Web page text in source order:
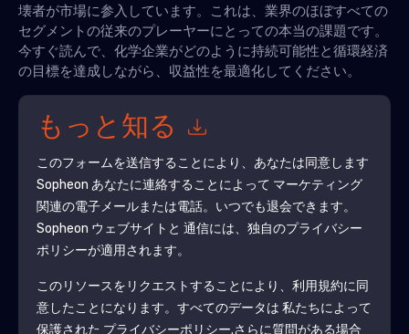
壊者が市場に参入しています。これは、業界のほぼすべての
セグメントの従来のプレーヤーにとっての本当の課題です。
今すぐ読んで、化学企業がどのように持続可能性と循環経済
の目標を達成しながら、収益性を最適化してください。
もっと知る
このフォームを送信することにより、あなたは同意します
Sopheon あなたに連絡することによって マーケティング
関連の電子メールまたは電話。いつでも退会できます。
Sopheon ウェブサイトと 通信には、独自のプライバシー
ポリシーが適用されます。
このリソースをリクエストすることにより、利用規約に同
意したことになります。すべてのデータは 私たちによって
保護された プライバシーポリシー.さらに質問がある場合